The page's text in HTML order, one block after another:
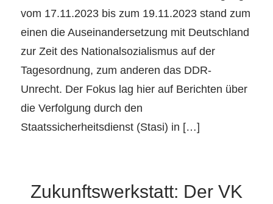
vom 17.11.2023 bis zum 19.11.2023 stand zum
einen die Auseinandersetzung mit Deutschland
zur Zeit des Nationalsozialismus auf der
Tagesordnung, zum anderen das DDR-
Unrecht. Der Fokus lag hier auf Berichten über
die Verfolgung durch den
Staatssicherheitsdienst (Stasi) in […]
Zukunftswerkstatt: Der VK